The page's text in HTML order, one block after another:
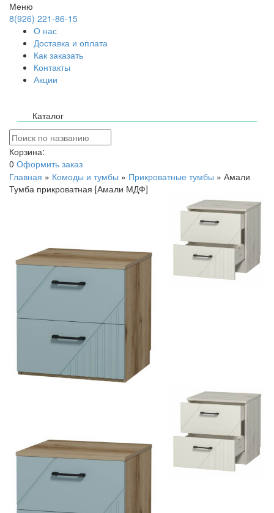
Меню
8(926) 221-86-15
О нас
Доставка и оплата
Как заказать
Контакты
Акции
Каталог
Корзина:
0 Оформить заказ
Главная » Комоды и тумбы » Прикроватные тумбы » Амали
Тумба прикроватная [Амали МДФ]